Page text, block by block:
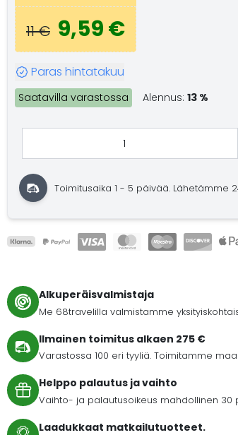
11 € 9,59 €
Paras hintatakuu
Saatavilla varastossa Alennus: 13 %
Toimitusaika 1 - 5 päivää. Lähetämme
Alkuperäisvalmistaja
Me 68travelilla valmistamme
Ilmainen toimitus alkaen 275 €
Varastossa 100 eri tyyliä. Toimitamme
Helppo palautus ja vaihto
Vaihto- ja palautusoikeus mahdollinen 30
Laadukkaat matkailutuotteet.